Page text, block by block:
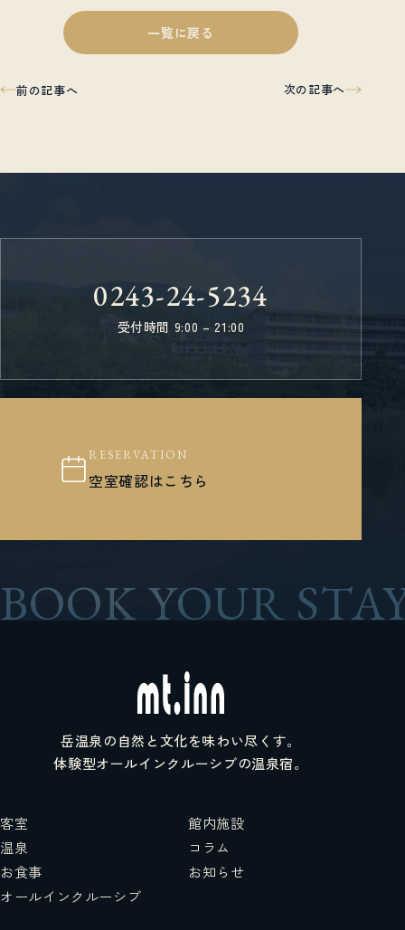
前の記事へ
一覧に戻る
次の記事へ
0243-24-5234
受付時間 9:00 – 21:00
RESERVATION
空室確認はこちら
BOOK YOUR
岳温泉の自然と文化を味わい尽くす。
体験型オールインクルーシブの温泉宿。
客室
温泉
お食事
オールインクルーシブ
館内施設
コラム
お知らせ